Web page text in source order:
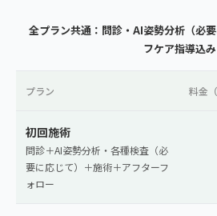
全プラン共通：問診・AI姿勢分析（必
フケア指導込み
プラン 料金
初回施術
問診＋AI姿勢分析・各種検査（必
要に応じて）＋施術＋アフターフ
ォロー